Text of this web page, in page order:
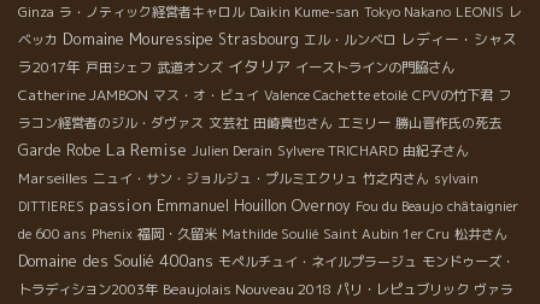
Ginza ラ・ノティック経営者キャロル Daikin Kume-san Tokyo Nakano LEONIS レ
ベッカ Domaine Mouressipe Strasbourg エル・ルンベロ レディー・シャス
ラ2017年 戸田シェフ 武道オンズ イタリア イーストラインの門脇さん
Catherine JAMBON マス・オ・ビュイ Valence Cachette etoilé CPVの竹下君 フ
ラコン経営者のジル・ダヴァス 文芸社 田崎真也さん エミリー 勝山晋作氏の死去
Garde Robe La Remise Julien Derain Sylvere TRICHARD 由紀子さん
Marseilles ニュイ・サン・ジョルジュ・プルミエクリュ 竹之内さん sylvain
DITTIERES passion Emmanuel Houillon Overnoy Fou du Beaujo châtaignier
de 600 ans Phenix 福岡・久留米 Mathilde Soulié Saint Aubin 1er Cru 松井さん
Domaine des Soulié 400ans モペルチュイ・ネイルプラージュ モンドゥーズ・
トラディション2003年 Beaujolais Nouveau 2018 パリ・レピュブリック ヴァラ